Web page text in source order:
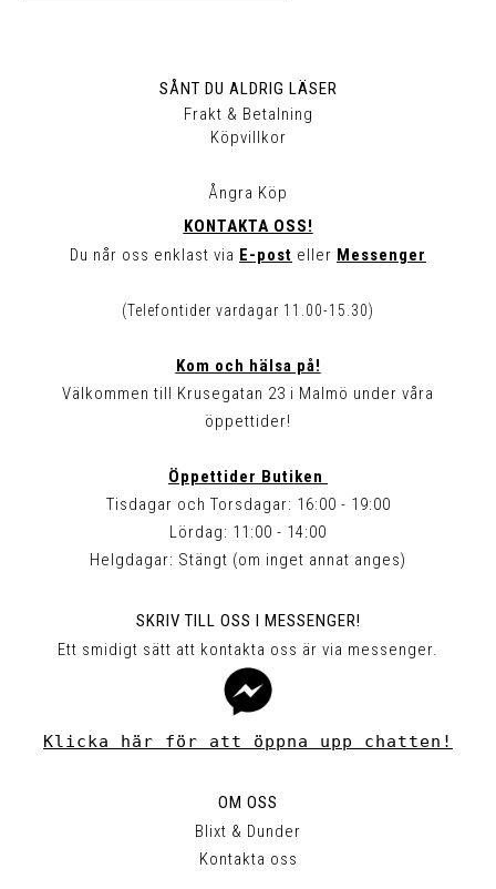
SÅNT DU ALDRIG LÄSER
Frakt & Betalning
Köpvillkor
Ångra Köp
KONTAKTA OSS!
Du når oss enklast via E-post eller Messenger
(Telefontider vardagar 11.00-15.30)
Kom och hälsa på!
Välkommen till Krusegatan 23 i Malmö under våra
öppettider!
Öppettider Butiken
Tisdagar och Torsdagar: 16:00 - 19:00
Lördag: 11:00 - 14:00
Helgdagar: Stängt (om inget annat anges)
SKRIV TILL OSS I MESSENGER!
Ett smidigt sätt att kontakta oss är via messenger.
Klicka här för att öppna upp chatten!
OM OSS
Blixt & Dunder
Kontakta oss